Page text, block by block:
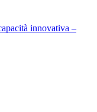
innovativa –